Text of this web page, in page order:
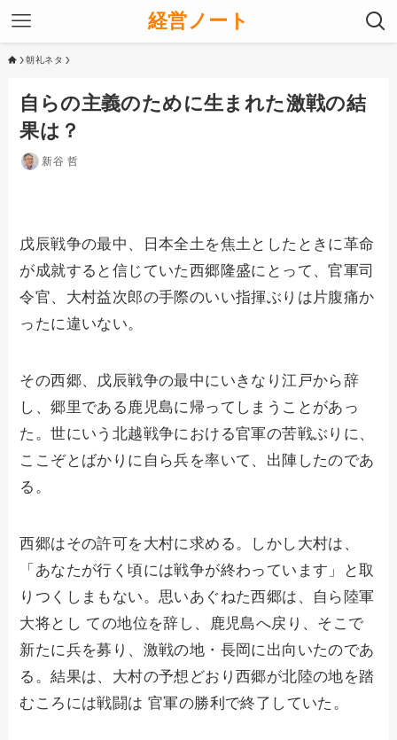
経営ノート
朝礼ネタ
自らの主義のために生まれた激戦の結
果は？
新谷 哲
戊辰戦争の最中、日本全土を焦土としたときに革命
が成就すると信じていた西郷隆盛にとって、官軍司
令官、大村益次郎の手際のいい指揮ぶりは片腹痛か
ったに違いない。
その西郷、戊辰戦争の最中にいきなり江戸から辞
し、郷里である鹿児島に帰ってしまうことがあっ
た。世にいう北越戦争における官軍の苦戦ぶりに、
ここぞとばかりに自ら兵を率いて、出陣したのであ
る。
西郷はその許可を大村に求める。しかし大村は、
「あなたが行く頃には戦争が終わっています」と取
りつくしまもない。思いあぐねた西郷は、自ら陸軍
大将とし ての地位を辞し、鹿児島へ戻り、そこで
新たに兵を募り、激戦の地・長岡に出向いたのであ
る。結果は、大村の予想どおり西郷が北陸の地を踏
むころには戦闘は 官軍の勝利で終了していた。